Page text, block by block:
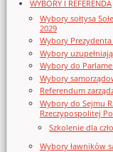
WYBORY I REFERENDA
Wybory sołtysa
2029
Wybory
Wybory
Wybory do
Wybory
Referendum
Wybory do Sejmu
Rzeczypospolitej
Szkolenie dla
Wybory ławników